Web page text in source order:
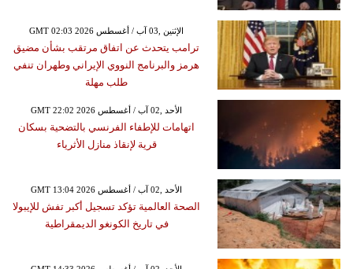
GMT 02:03 2026 الإثنين ,03 آب / أغسطس
ترامب يتحدث عن اتفاق مرتقب بشأن مضيق
هرمز والبرنامج النووي الإيراني وطهران تنفي
طلب مهلة
GMT 22:02 2026 الأحد ,02 آب / أغسطس
اتهامات للإطفاء الفرنسي بالتضحية بسكان
قرية لإنقاذ منازل الأثرياء
GMT 13:04 2026 الأحد ,02 آب / أغسطس
الصحة العالمية تؤكد تسجيل أكبر تفش للإيبولا
في تاريخ الكونغو الديمقراطية